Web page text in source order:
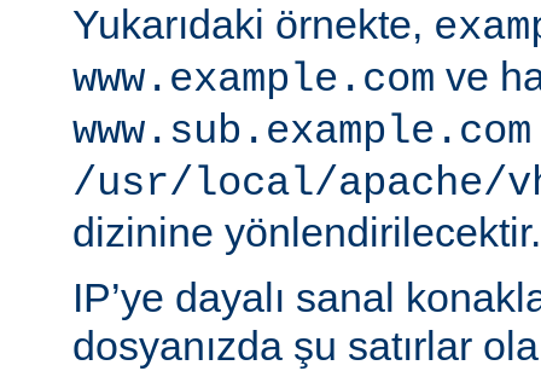
Yukarıdaki örnekte,
www.example.com ve
www.sub.example.com
/usr/local/apache/
dizinine yönlendirilecektir.
IP’ye dayalı sanal
dosyanızda şu satırlar